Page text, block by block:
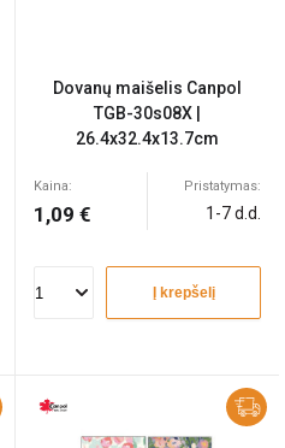
Dovanų maišelis Canpol
TGB-30s08X |
26.4x32.4x13.7cm
Kaina:
1,09 €
Pristatymas:
1-7 d.d.
Į krepšelį